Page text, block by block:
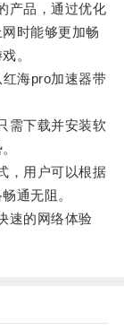
品，通过优化
时能够更加畅
。
海pro加速器带
下载并安装软
用户可以根据
通无阻。
的网络体验